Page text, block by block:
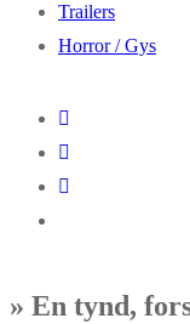
Trailers
Horror / Gys
» En tynd,